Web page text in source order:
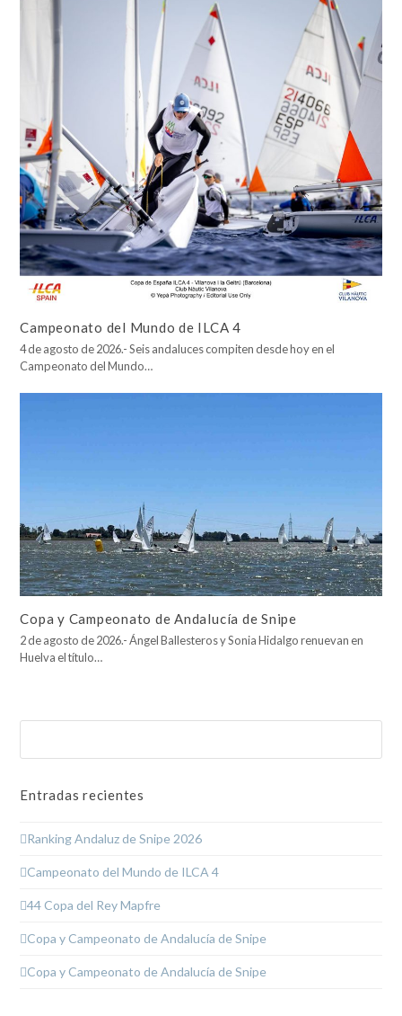
Campeonato del Mundo de ILCA 4
4 de agosto de 2026.- Seis andaluces compiten desde hoy en el
Campeonato del Mundo…
Copa y Campeonato de Andalucía de Snipe
2 de agosto de 2026.- Ángel Ballesteros y Sonia Hidalgo renuevan en
Huelva el título…
Entradas recientes
Ranking Andaluz de Snipe 2026
Campeonato del Mundo de ILCA 4
44 Copa del Rey Mapfre
Copa y Campeonato de Andalucía de Snipe
Copa y Campeonato de Andalucía de Snipe